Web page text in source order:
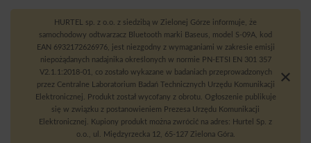
HURTEL sp. z o.o. z siedzibą w Zielonej Górze informuje, że
samochodowy odtwarzacz Bluetooth marki Baseus, model S-09A, kod
EAN 6932172626976, jest niezgodny z wymaganiami w zakresie emisji
niepożądanych nadajnika określonych w normie PN-ETSI EN 301 357
V2.1.1:2018-01, co zostało wykazane w badaniach przeprowadzonych
przez Centralne Laboratorium Badań Technicznych Urzędu Komunikacji
Elektronicznej. Produkt został wycofany z obrotu. Ogłoszenie publikuje
się w związku z postanowieniem Prezesa Urzędu Komunikacji
Elektronicznej. Kupiony produkt można zwrócić na adres: Hurtel Sp. z
o.o., ul. Międzyrzecka 12, 65-127 Zielona Góra.